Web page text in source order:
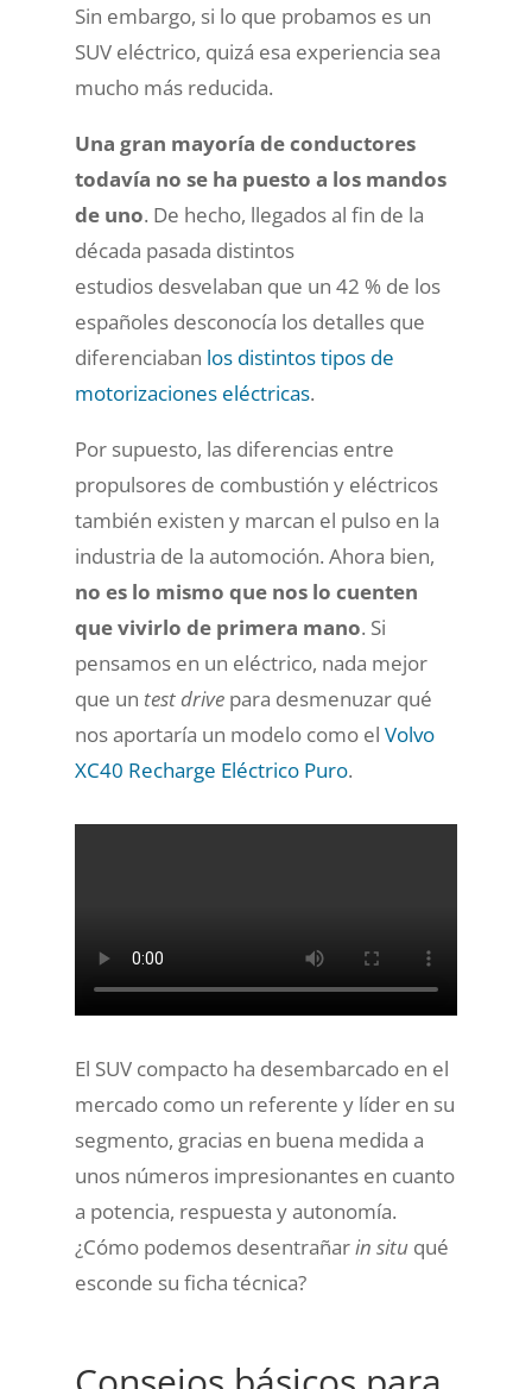
Sin embargo, si lo que probamos es un
SUV eléctrico, quizá esa experiencia sea
mucho más reducida.
Una gran mayoría de conductores
todavía no se ha puesto a los mandos
de uno. De hecho, llegados al fin de la
década pasada distintos
estudios desvelaban que un 42 % de los
españoles desconocía los detalles que
diferenciaban los distintos tipos de
motorizaciones eléctricas.
Por supuesto, las diferencias entre
propulsores de combustión y eléctricos
también existen y marcan el pulso en la
industria de la automoción. Ahora bien,
no es lo mismo que nos lo cuenten
que vivirlo de primera mano. Si
pensamos en un eléctrico, nada mejor
que un test drivepara desmenuzar qué
nos aportaría un modelo como el Volvo
XC40 Recharge Eléctrico Puro.
El SUV compacto ha desembarcado en el
mercado como un referente y líder en su
segmento, gracias en buena medida a
unos números impresionantes en cuanto
a potencia, respuesta y autonomía.
¿Cómo podemos desentrañarin situqué
esconde su ficha técnica?